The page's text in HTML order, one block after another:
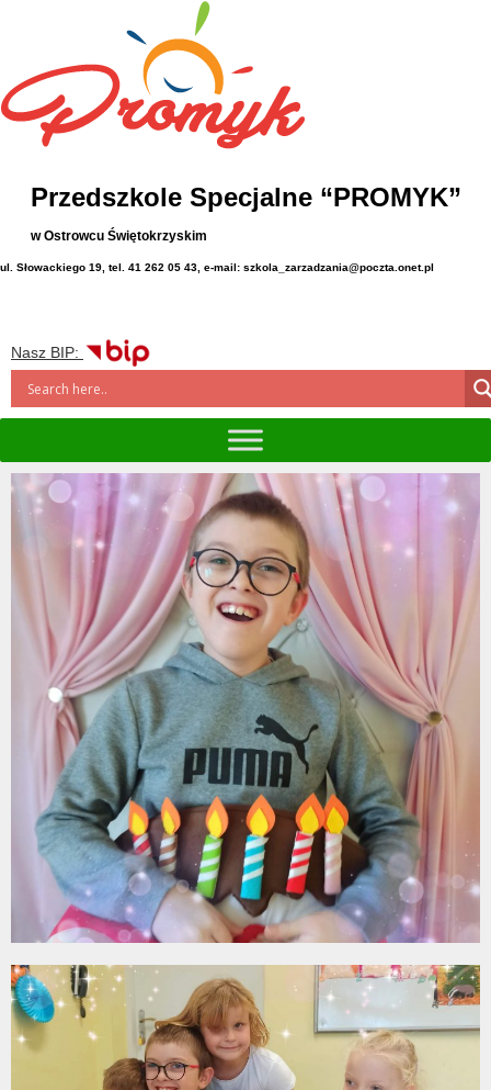
Przedszkole Specjalne “PROMYK”
w Ostrowcu Świętokrzyskim
ul. Słowackiego 19, tel. 41 262 05 43, e-mail: szkola_zarzadzania@poczta.onet.pl
Nasz BIP: